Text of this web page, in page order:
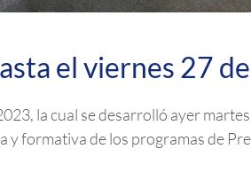
el viernes 27
la cual se desarrolló ayer
formativa de los programas de